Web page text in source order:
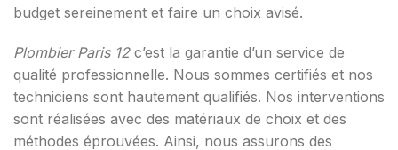
budget sereinement et faire un choix avisé.
Plombier Paris 12c’est la garantie d’un service de
qualité professionnelle. Nous sommes certifiés et nos
techniciens sont hautement qualifiés. Nos interventions
sont réalisées avec des matériaux de choix et des
méthodes éprouvées. Ainsi, nous assurons des